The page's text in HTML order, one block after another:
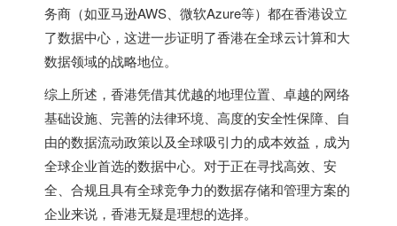
务商（如亚马逊AWS、微软Azure等）都在香港设立
了数据中心，这进一步证明了香港在全球云计算和大
数据领域的战略地位。
综上所述，香港凭借其优越的地理位置、卓越的网络
基础设施、完善的法律环境、高度的安全性保障、自
由的数据流动政策以及全球吸引力的成本效益，成为
全球企业首选的数据中心。对于正在寻找高效、安
全、合规且具有全球竞争力的数据存储和管理方案的
企业来说，香港无疑是理想的选择。